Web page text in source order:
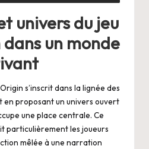
univers du jeu
un monde
s’inscrit dans la lignée des
en proposant un univers ouvert
une place centrale. Ce
particulièrement les joueurs
mêlée à une narration